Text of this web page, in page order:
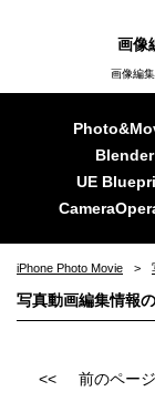
画像
画像編
Blender
UE
iPhone Photo Movie
写真動画編集情報
<< 前のページ